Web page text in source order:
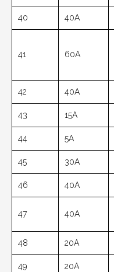
40 40A
41 60A
42 40A
43 15A
44 5A
45 30A
46 40A
47 40A
48 20A
49 20A